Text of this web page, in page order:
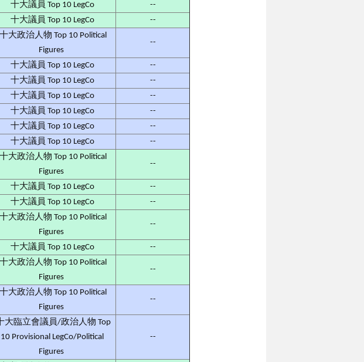
十大議員 Top 10 LegCo
--
十大議員 Top 10 LegCo --
十大政治人物 Top 10 Political
Figures
--
十大議員 Top 10 LegCo
--
十大議員 Top 10 LegCo
--
十大議員 Top 10 LegCo
--
十大議員 Top 10 LegCo
--
十大議員 Top 10 LegCo
--
十大議員 Top 10 LegCo --
十大政治人物 Top 10 Political
Figures
--
十大議員 Top 10 LegCo
--
十大議員 Top 10 LegCo --
十大政治人物 Top 10 Political
Figures
--
十大議員 Top 10 LegCo --
十大政治人物 Top 10 Political
Figures
--
十大政治人物 Top 10 Political
Figures
--
大臨立會議員/政治人物 Top
10 Provisional LegCo/Political
Figures
--